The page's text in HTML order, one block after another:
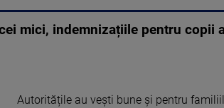
mici, indemnizațiile pentru copii
Autoritățile au vești bune și pentru